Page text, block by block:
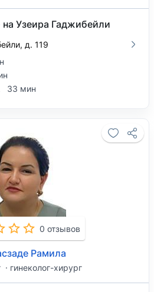
Узеира Гаджибейли
д. 119
33 мин
0 отзывов
Рамила
гинеколог-хирург